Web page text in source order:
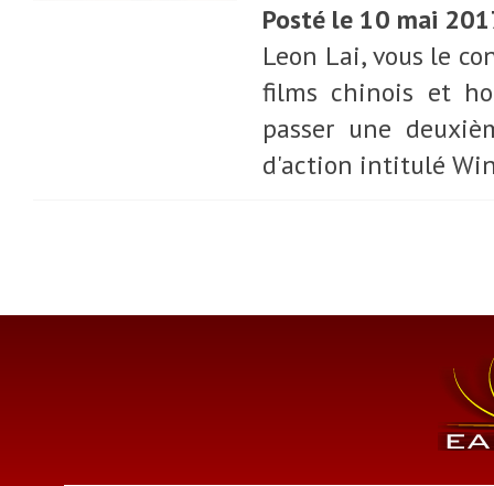
Posté le 10 mai
Leon Lai, vous le
films chinois et
passer une
d'action intitulé